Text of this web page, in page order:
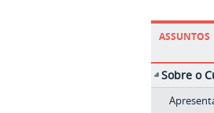
ASSUNTOS
Sobre o